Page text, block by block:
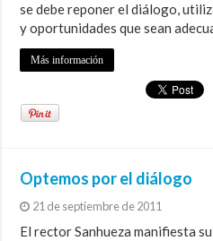
se debe reponer el diálogo,
y oportunidades que sean
Más información
Optemos por el diálogo
21 de septiembre de 2011
El rector Sanhueza manifiesta